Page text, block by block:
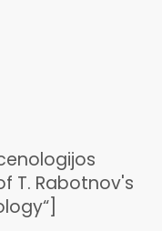
T. Rabotnov's